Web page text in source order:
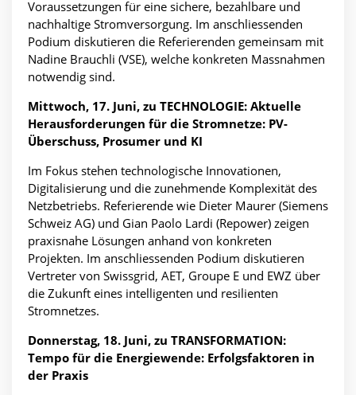
Voraussetzungen für eine sichere, bezahlbare und
nachhaltige Stromversorgung. Im anschliessenden
Podium diskutieren die Referierenden gemeinsam mit
Nadine Brauchli (VSE), welche konkreten Massnahmen
notwendig sind.
Mittwoch, 17. Juni, zu TECHNOLOGIE: Aktuelle
Herausforderungen für die Stromnetze: PV-
Überschuss, Prosumer und KI
Im Fokus stehen technologische Innovationen,
Digitalisierung und die zunehmende Komplexität des
Netzbetriebs. Referierende wie Dieter Maurer (Siemens
Schweiz AG) und Gian Paolo Lardi (Repower) zeigen
praxisnahe Lösungen anhand von konkreten
Projekten. Im anschliessenden Podium diskutieren
Vertreter von Swissgrid, AET, Groupe E und EWZ über
die Zukunft eines intelligenten und resilienten
Stromnetzes.
Donnerstag, 18. Juni, zu TRANSFORMATION:
Tempo für die Energiewende: Erfolgsfaktoren in
der Praxis